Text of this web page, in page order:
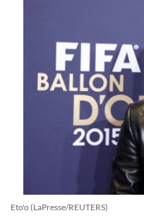
Eto'o (LaPresse/REUTERS)